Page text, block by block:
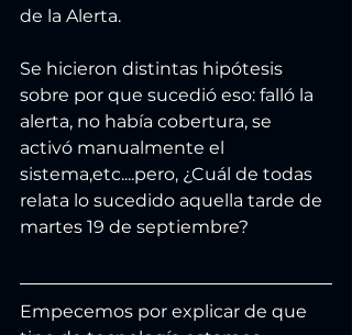
de la Alerta.
Se hicieron distintas hipótesis
sobre por que sucedió eso: falló la
alerta, no había cobertura, se
activó manualmente el
sistema,etc....pero, ¿Cuál de todas
relata lo sucedido aquella tarde de
martes 19 de septiembre?
Empecemos por explicar de que